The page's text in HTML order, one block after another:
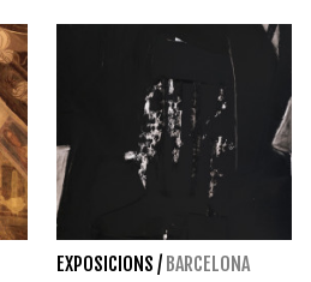
EXPOSICIONS / BARCELONA